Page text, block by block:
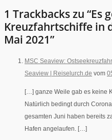
1 Trackbacks zu “Es
Kreuzfahrtschiffe in
Mai 2021”
MSC Seaview:
Seaview | Reiselurch.de vom
[…] ganze Weile gab es keine
Natürlich bedingt durch
gesamten Juni haben bereits
Hafen angelaufen. […]